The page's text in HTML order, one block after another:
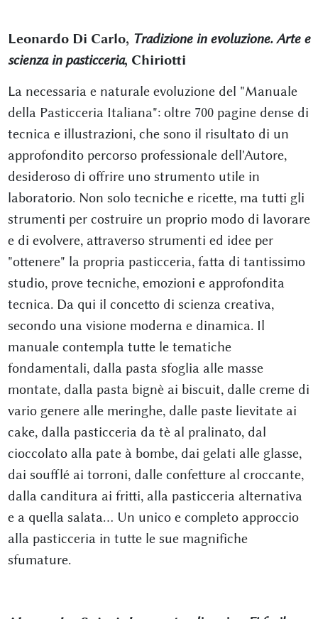
Leonardo Di Carlo, Tradizione in evoluzione. Arte e
scienza in pasticceria, Chiriotti
La necessaria e naturale evoluzione del "Manuale
della Pasticceria Italiana": oltre 700 pagine dense di
tecnica e illustrazioni, che sono il risultato di un
approfondito percorso professionale dell'Autore,
desideroso di offrire uno strumento utile in
laboratorio. Non solo tecniche e ricette, ma tutti gli
strumenti per costruire un proprio modo di lavorare
e di evolvere, attraverso strumenti ed idee per
"ottenere" la propria pasticceria, fatta di tantissimo
studio, prove tecniche, emozioni e approfondita
tecnica. Da qui il concetto di scienza creativa,
secondo una visione moderna e dinamica. Il
manuale contempla tutte le tematiche
fondamentali, dalla pasta sfoglia alle masse
montate, dalla pasta bignè ai biscuit, dalle creme di
vario genere alle meringhe, dalle paste lievitate ai
cake, dalla pasticceria da tè al pralinato, dal
cioccolato alla pate à bombe, dai gelati alle glasse,
dai soufflé ai torroni, dalle confetture al croccante,
dalla canditura ai fritti, alla pasticceria alternativa
e a quella salata... Un unico e completo approccio
alla pasticceria in tutte le sue magnifiche
sfumature.